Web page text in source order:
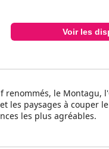
Voir les
renommés, le Montagu,
les paysages à couper
les plus agréables.